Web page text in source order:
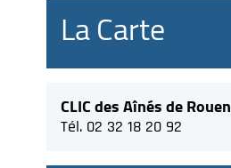
La Carte
CLIC des Aînés de Rouen
Tél. 02 32 18 20 92